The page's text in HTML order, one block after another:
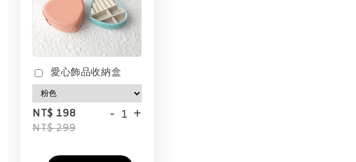
愛心飾品收納盒
NT$ 198
NT$ 299
- +